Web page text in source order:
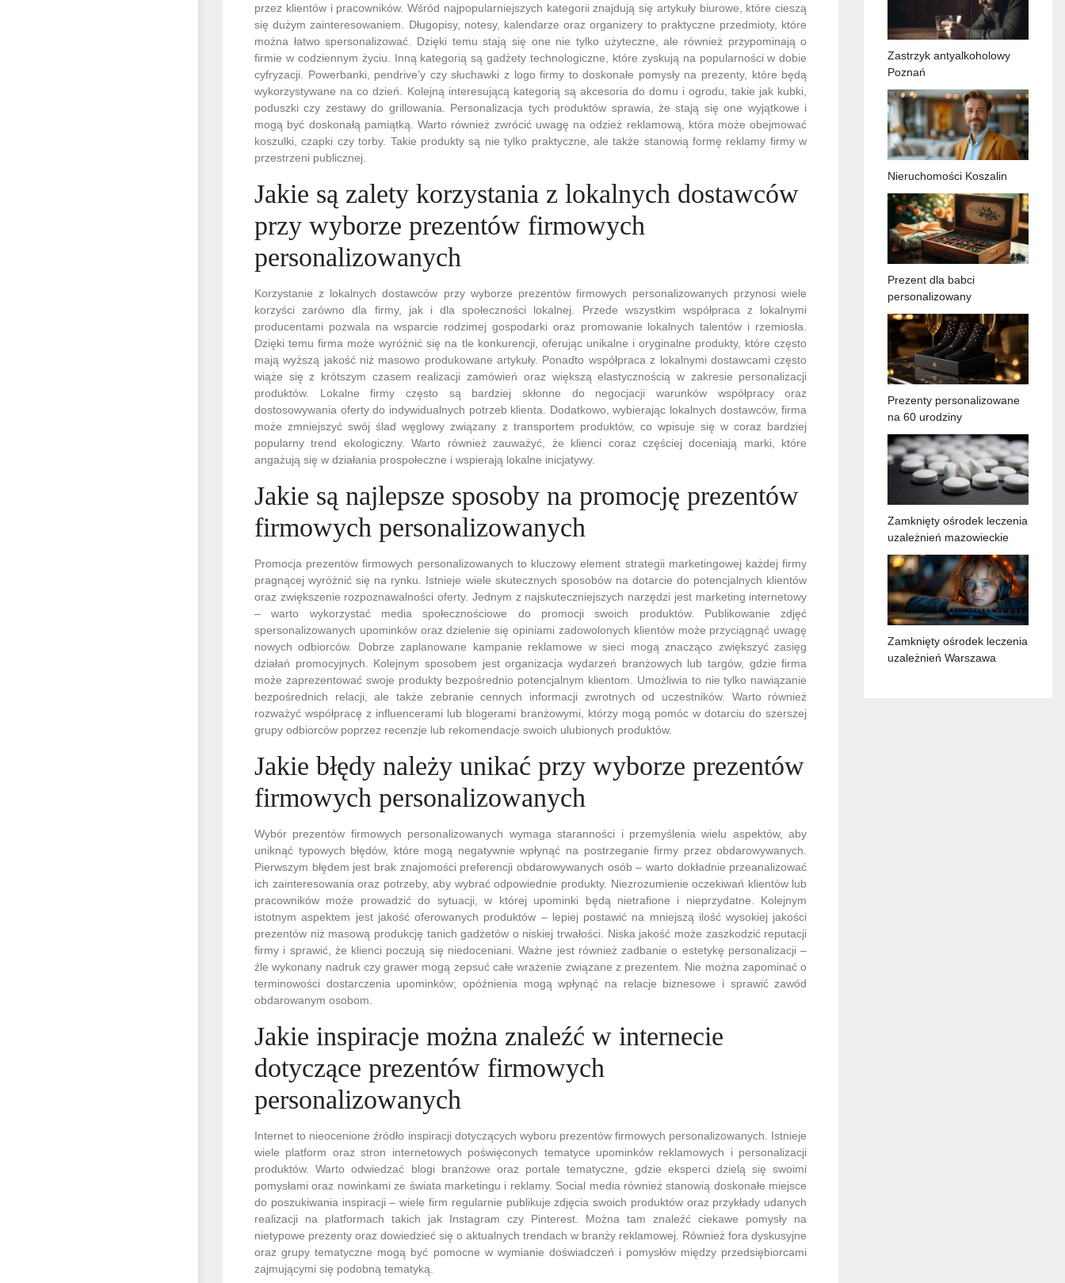
przez klientów i pracowników. Wśród najpopularniejszych kategorii znajdują się artykuły biurowe, które cieszą
się dużym zainteresowaniem. Długopisy, notesy, kalendarze oraz organizery to praktyczne przedmioty, które
można łatwo spersonalizować. Dzięki temu stają się one nie tylko użyteczne, ale również przypominają o
firmie w codziennym życiu. Inną kategorią są gadżety technologiczne, które zyskują na popularności w dobie
cyfryzacji. Powerbanki, pendrive’y czy słuchawki z logo firmy to doskonałe pomysły na prezenty, które będą
wykorzystywane na co dzień. Kolejną interesującą kategorią są akcesoria do domu i ogrodu, takie jak kubki,
poduszki czy zestawy do grillowania. Personalizacja tych produktów sprawia, że stają się one wyjątkowe i
mogą być doskonałą pamiątką. Warto również zwrócić uwagę na odzież reklamową, która może obejmować
koszulki, czapki czy torby. Takie produkty są nie tylko praktyczne, ale także stanowią formę reklamy firmy w
przestrzeni publicznej.
Jakie są zalety korzystania z lokalnych dostawców
przy wyborze prezentów firmowych
personalizowanych
Korzystanie z lokalnych dostawców przy wyborze prezentów firmowych personalizowanych przynosi wiele
korzyści zarówno dla firmy, jak i dla społeczności lokalnej. Przede wszystkim współpraca z lokalnymi
producentami pozwala na wsparcie rodzimej gospodarki oraz promowanie lokalnych talentów i rzemiosła.
Dzięki temu firma może wyróżnić się na tle konkurencji, oferując unikalne i oryginalne produkty, które często
mają wyższą jakość niż masowo produkowane artykuły. Ponadto współpraca z lokalnymi dostawcami często
wiąże się z krótszym czasem realizacji zamówień oraz większą elastycznością w zakresie personalizacji
produktów. Lokalne firmy często są bardziej skłonne do negocjacji warunków współpracy oraz
dostosowywania oferty do indywidualnych potrzeb klienta. Dodatkowo, wybierając lokalnych dostawców, firma
może zmniejszyć swój ślad węglowy związany z transportem produktów, co wpisuje się w coraz bardziej
popularny trend ekologiczny. Warto również zauważyć, że klienci coraz częściej doceniają marki, które
angażują się w działania prospołeczne i wspierają lokalne inicjatywy.
Jakie są najlepsze sposoby na promocję prezentów
firmowych personalizowanych
Promocja prezentów firmowych personalizowanych to kluczowy element strategii marketingowej każdej firmy
pragnącej wyróżnić się na rynku. Istnieje wiele skutecznych sposobów na dotarcie do potencjalnych klientów
oraz zwiększenie rozpoznawalności oferty. Jednym z najskuteczniejszych narzędzi jest marketing internetowy
– warto wykorzystać media społecznościowe do promocji swoich produktów. Publikowanie zdjęć
spersonalizowanych upominków oraz dzielenie się opiniami zadowolonych klientów może przyciągnąć uwagę
nowych odbiorców. Dobrze zaplanowane kampanie reklamowe w sieci mogą znacząco zwiększyć zasięg
działań promocyjnych. Kolejnym sposobem jest organizacja wydarzeń branżowych lub targów, gdzie firma
może zaprezentować swoje produkty bezpośrednio potencjalnym klientom. Umożliwia to nie tylko nawiązanie
bezpośrednich relacji, ale także zebranie cennych informacji zwrotnych od uczestników. Warto również
rozważyć współpracę z influencerami lub blogerami branżowymi, którzy mogą pomóc w dotarciu do szerszej
grupy odbiorców poprzez recenzje lub rekomendacje swoich ulubionych produktów.
Jakie błędy należy unikać przy wyborze prezentów
firmowych personalizowanych
Wybór prezentów firmowych personalizowanych wymaga staranności i przemyślenia wielu aspektów, aby
uniknąć typowych błędów, które mogą negatywnie wpłynąć na postrzeganie firmy przez obdarowywanych.
Pierwszym błędem jest brak znajomości preferencji obdarowywanych osób – warto dokładnie przeanalizować
ich zainteresowania oraz potrzeby, aby wybrać odpowiednie produkty. Niezrozumienie oczekiwań klientów lub
pracowników może prowadzić do sytuacji, w której upominki będą nietrafione i nieprzydatne. Kolejnym
istotnym aspektem jest jakość oferowanych produktów – lepiej postawić na mniejszą ilość wysokiej jakości
prezentów niż masową produkcję tanich gadżetów o niskiej trwałości. Niska jakość może zaszkodzić reputacji
firmy i sprawić, że klienci poczują się niedoceniani. Ważne jest również zadbanie o estetykę personalizacji –
źle wykonany nadruk czy grawer mogą zepsuć całe wrażenie związane z prezentem. Nie można zapominać o
terminowości dostarczenia upominków; opóźnienia mogą wpłynąć na relacje biznesowe i sprawić zawód
obdarowanym osobom.
Jakie inspiracje można znaleźć w internecie
dotyczące prezentów firmowych
personalizowanych
Internet to nieocenione źródło inspiracji dotyczących wyboru prezentów firmowych personalizowanych. Istnieje
wiele platform oraz stron internetowych poświęconych tematyce upominków reklamowych i personalizacji
produktów. Warto odwiedzać blogi branżowe oraz portale tematyczne, gdzie eksperci dzielą się swoimi
pomysłami oraz nowinkami ze świata marketingu i reklamy. Social media również stanowią doskonałe miejsce
do poszukiwania inspiracji – wiele firm regularnie publikuje zdjęcia swoich produktów oraz przykłady udanych
realizacji na platformach takich jak Instagram czy Pinterest. Można tam znaleźć ciekawe pomysły na
nietypowe prezenty oraz dowiedzieć się o aktualnych trendach w branży reklamowej. Również fora dyskusyjne
oraz grupy tematyczne mogą być pomocne w wymianie doświadczeń i pomysłów między przedsiębiorcami
zajmującymi się podobną tematyką.
Zastrzyk antyalkoholowy
Poznań
Nieruchomości Koszalin
Prezent dla babci
personalizowany
Prezenty personalizowane
na 60 urodziny
Zamknięty ośrodek leczenia
uzależnień mazowieckie
Zamknięty ośrodek leczenia
uzależnień Warszawa